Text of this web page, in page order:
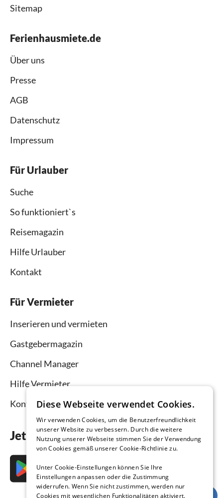
Sitemap
Ferienhausmiete.de
Über uns
Presse
AGB
Datenschutz
Impressum
Für Urlauber
Suche
So funktioniert`s
Reisemagazin
Hilfe Urlauber
Kontakt
Für Vermieter
Inserieren und vermieten
Gastgebermagazin
Channel Manager
Hilfe Vermieter
Kontakt
Jetzt die App downloaden
Diese Webseite verwendet Cookies.
Wir verwenden Cookies, um die Benutzerfreundlichkeit
unserer Website zu verbessern. Durch die weitere
Nutzung unserer Webseite stimmen Sie der Verwendung
von Cookies gemäß unserer Cookie-Richtlinie zu.
Unter Cookie-Einstellungen können Sie Ihre
Einstellungen anpassen oder die Zustimmung
widerrufen. Wenn Sie nicht zustimmen, werden nur
Cookies mit wesentlichen Funktionalitäten aktiviert.